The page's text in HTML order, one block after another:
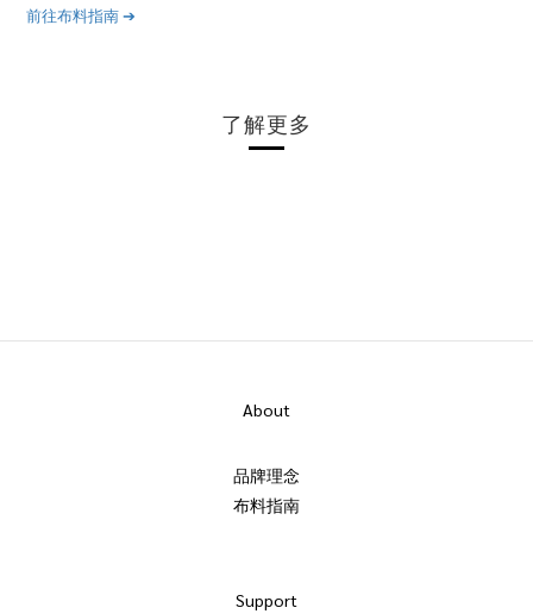
前往布料指南 ➔
了解更多
About
品牌理念
布料指南
Support